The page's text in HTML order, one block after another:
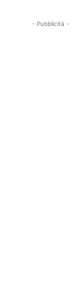
- Pubblicità -